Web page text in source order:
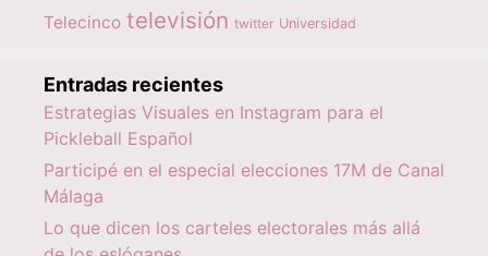
Telecinco televisión twitter Universidad
Entradas recientes
Estrategias Visuales en Instagram para el
Pickleball Español
Participé en el especial elecciones 17M de Canal
Málaga
Lo que dicen los carteles electorales más allá